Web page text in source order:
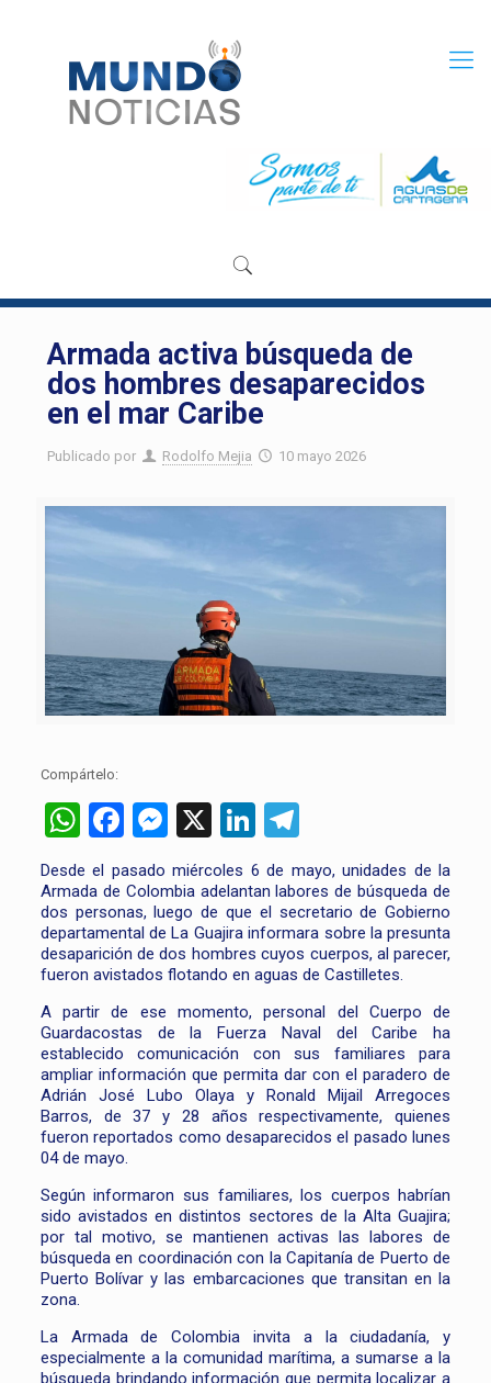
Armada activa búsqueda de
dos hombres desaparecidos
en el mar Caribe
Publicado por Rodolfo Mejia 10 mayo 2026
Compártelo:
WhatsApp
Facebook
Messenger
X LinkedIn
Telegram
Desde el pasado miércoles 6 de mayo, unidades de la
Armada de Colombia adelantan labores de búsqueda de
dos personas, luego de que el secretario de Gobierno
departamental de La Guajira informara sobre la presunta
desaparición de dos hombres cuyos cuerpos, al parecer,
fueron avistados flotando en aguas de Castilletes.
A partir de ese momento, personal del Cuerpo de
Guardacostas de la Fuerza Naval del Caribe ha
establecido comunicación con sus familiares para
ampliar información que permita dar con el paradero de
Adrián José Lubo Olaya y Ronald Mijail Arregoces
Barros, de 37 y 28 años respectivamente, quienes
fueron reportados como desaparecidos el pasado lunes
04 de mayo.
Según informaron sus familiares, los cuerpos habrían
sido avistados en distintos sectores de la Alta Guajira;
por tal motivo, se mantienen activas las labores de
búsqueda en coordinación con la Capitanía de Puerto de
Puerto Bolívar y las embarcaciones que transitan en la
zona.
La Armada de Colombia invita a la ciudadanía, y
especialmente a la comunidad marítima, a sumarse a la
búsqueda brindando información que permita localizar a